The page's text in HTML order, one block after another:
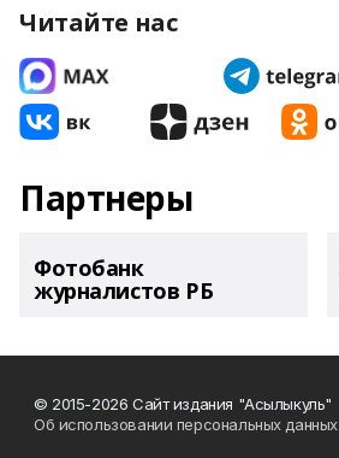
Читайте нас
Партнеры
Фотобанк
журналистов РБ
© 2015-2026 Сайт издания "Асылыкуль"
Об использовании персональных данных